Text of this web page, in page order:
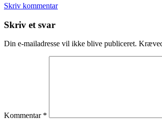
Skriv kommentar
Læserinteraktioner
Skriv et svar
Din e-mailadresse vil ikke blive publiceret.
Kommentar *